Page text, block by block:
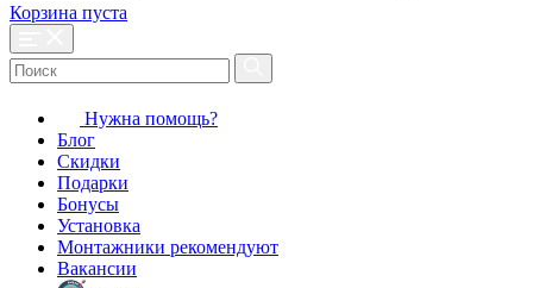
Корзина пуста
Нужна помощь?
Блог
Скидки
Подарки
Бонусы
Установка
Монтажники рекомендуют
Вакансии